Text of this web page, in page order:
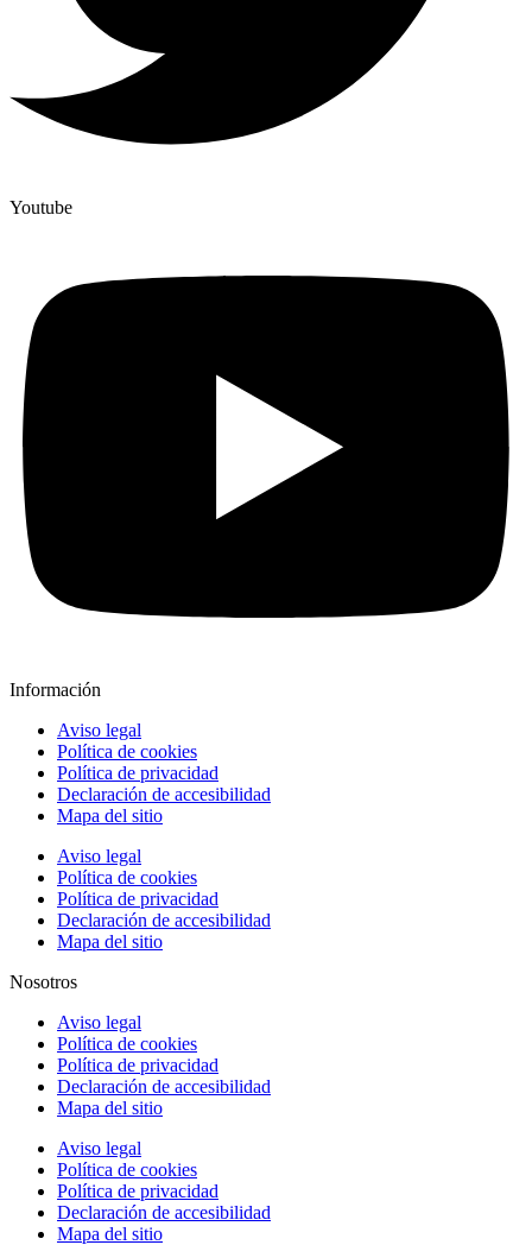
Youtube
Información
Aviso legal
Política de cookies
Política de privacidad
Declaración de accesibilidad
Mapa del sitio
Aviso legal
Política de cookies
Política de privacidad
Declaración de accesibilidad
Mapa del sitio
Nosotros
Aviso legal
Política de cookies
Política de privacidad
Declaración de accesibilidad
Mapa del sitio
Aviso legal
Política de cookies
Política de privacidad
Declaración de accesibilidad
Mapa del sitio